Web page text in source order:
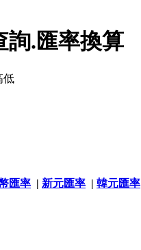
詢.匯率換算
低
匯率 | 新元匯率 | 韓元匯率